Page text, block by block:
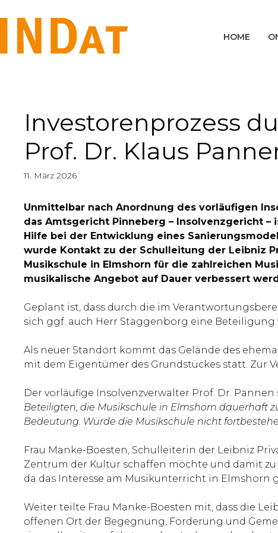
HOME
Investorenprozess
Prof. Dr. Klaus
11. März 2026
Unmittelbar nach Anordnung des vorläufigen
das Amtsgericht Pinneberg – Insolvenzgericht –
Hilfe bei der Entwicklung eines
wurde Kontakt zu der Schulleitung der Leibniz
Musikschule in Elmshorn für die zahlreichen
musikalische Angebot auf Dauer verbessert
Geplant ist, dass durch die im
sich ggf. auch Herr Staggenborg eine
Als neuer Standort kommt das Gelände des
mit dem Eigentümer des Grundstückes statt. Zur
Der vorläufige Insolvenzverwalter Prof. Dr. Pannen
Beteiligten, die Musikschule in Elmshorn dauerhaft
Bedeutung. Würde die Musikschule nicht
Frau Manke-Boesten, Schulleiterin der Leibniz
Zentrum der Kultur schaffen möchte und damit
da das Interesse am Musikunterricht in Elmshorn
Weiter teilte Frau Manke-Boesten mit, dass die
offenen Ort der Begegnung, Förderung und